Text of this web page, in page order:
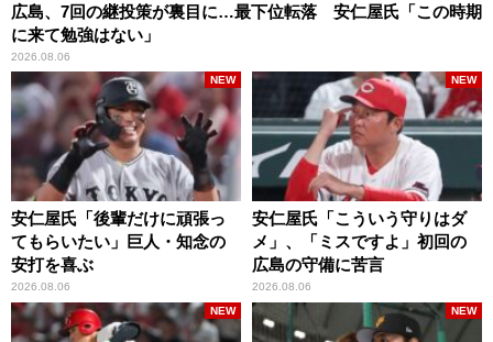
広島、7回の継投策が裏目に…最下位転落 安仁屋氏「この時期
に来て勉強はない」
2026.08.06
安仁屋氏「後輩だけに頑張っ
てもらいたい」巨人・知念の
安打を喜ぶ
2026.08.06
NEW
安仁屋氏「こういう守りはダ
メ」、「ミスですよ」初回の
広島の守備に苦言
2026.08.06
NEW
NEW NEW